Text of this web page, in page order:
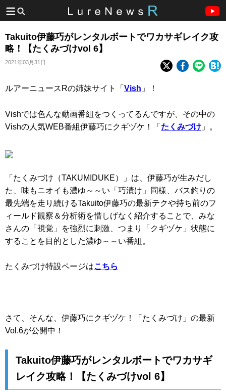
Takuito伊藤巧がレンタルボートでワカサギレイク攻
略！【たくみづけvol 6】
2021年03月31日
ルアーニュースRの姉妹サイト「 Vish 」！
Vishでは色んな動画番組をつくってるんですが、その中の
Vishの人気WEB番組伊藤巧にクギヅケ！「 たくみづけ 」。
「たくみづけ（TAKUMIDUKE）」は、伊藤巧が生みだし
た、味もニオイも濃ゆ～～い「巧漬け」同様、バス釣りの
最先端を走り続けるTakuito伊藤巧の最新テクや持ち前のフ
ィールド観察＆分析術を惜しげなく紹介することで、みな
さんの「視覚」を強烈に刺激、つまり「クギヅケ」状態に
することを目的とした濃ゆ～～い番組。
たくみづけ特設ページはこちら
さて、そんな、伊藤巧にクギヅケ！「たくみづけ」の最新
Vol.6が公開中！
Takuito伊藤巧がレンタルボートでワカサギ
レイク攻略！【たくみづけvol 6】